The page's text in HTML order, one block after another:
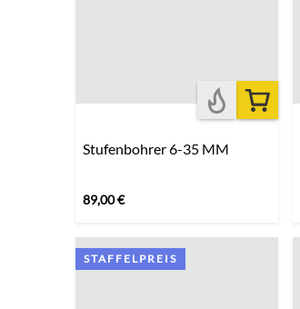
Stufenbohrer 6-35 MM
89,00€
STAFFELPREIS